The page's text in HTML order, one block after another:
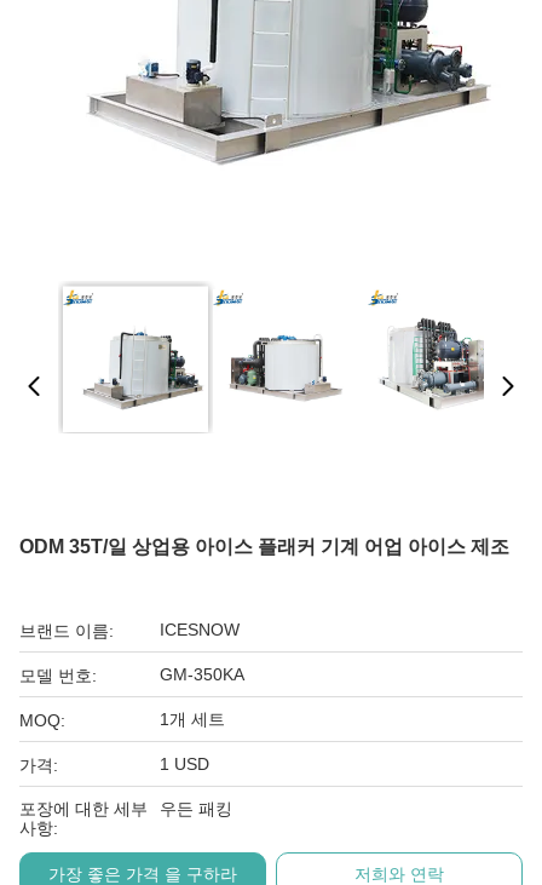
ODM 35T/일 상업용 아이스 플래커 기계 어업 아이스 제조
브랜드 이름: ICESNOW
모델 번호: GM-350KA
MOQ: 1개 세트
가격: 1 USD
포장에 대한 세부
사항:
우든 패킹
가장 좋은 가격 을 구하라 저희와 연락